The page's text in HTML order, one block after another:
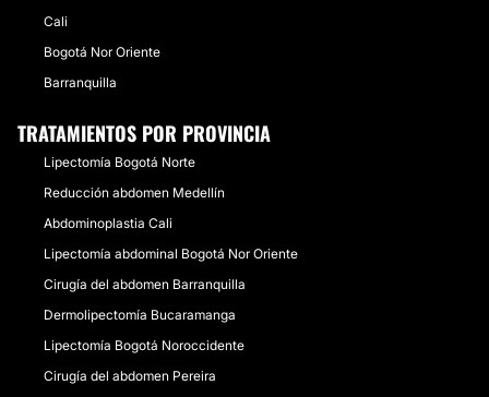
Cali
Bogotá Nor Oriente
Barranquilla
TRATAMIENTOS POR PROVINCIA
Lipectomía Bogotá Norte
Reducción abdomen Medellín
Abdominoplastia Cali
Lipectomía abdominal Bogotá Nor Oriente
Cirugía del abdomen Barranquilla
Dermolipectomía Bucaramanga
Lipectomía Bogotá Noroccidente
Cirugía del abdomen Pereira